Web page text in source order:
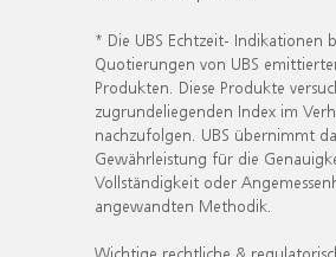
* Die UBS Echtzeit- Indikationen
Quotierungen von UBS
Produkten. Diese Produkte
zugrundeliegenden Index im
nachzufolgen. UBS übernimmt
Gewährleistung für die
Vollständigkeit oder
angewandten Methodik.